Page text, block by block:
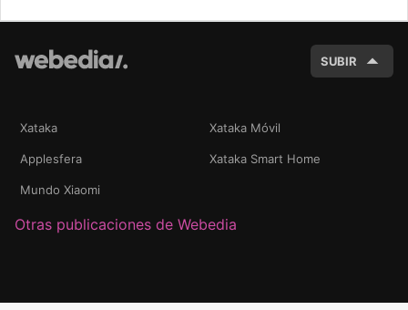
SUBIR
Xataka Xataka Móvil
Applesfera Xataka Smart Home
Mundo Xiaomi
Otras publicaciones de Webedia